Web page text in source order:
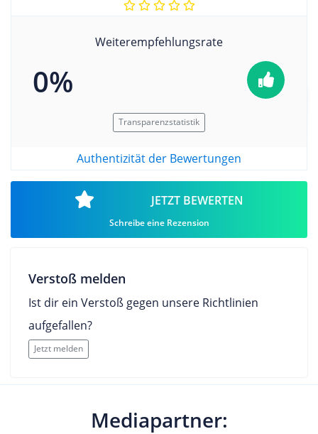
Weiterempfehlungsrate
0%
Transparenzstatistik
Authentizität der Bewertungen
JETZT BEWERTEN
Schreibe eine Rezension
Verstoß melden
Ist dir ein Verstoß gegen unsere Richtlinien
aufgefallen?
Jetzt melden
Mediapartner: